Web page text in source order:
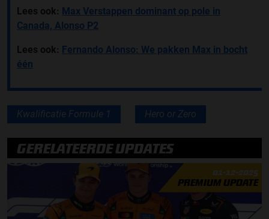
Lees ook: Max Verstappen dominant op pole in
Canada, Alonso P2
Lees ook: Fernando Alonso: We pakken Max in bocht
één
Kwalificatie Formule 1 Hero or Zero
GERELATEERDE UPDATES
01-12-2025
PREMIUM UPDATE